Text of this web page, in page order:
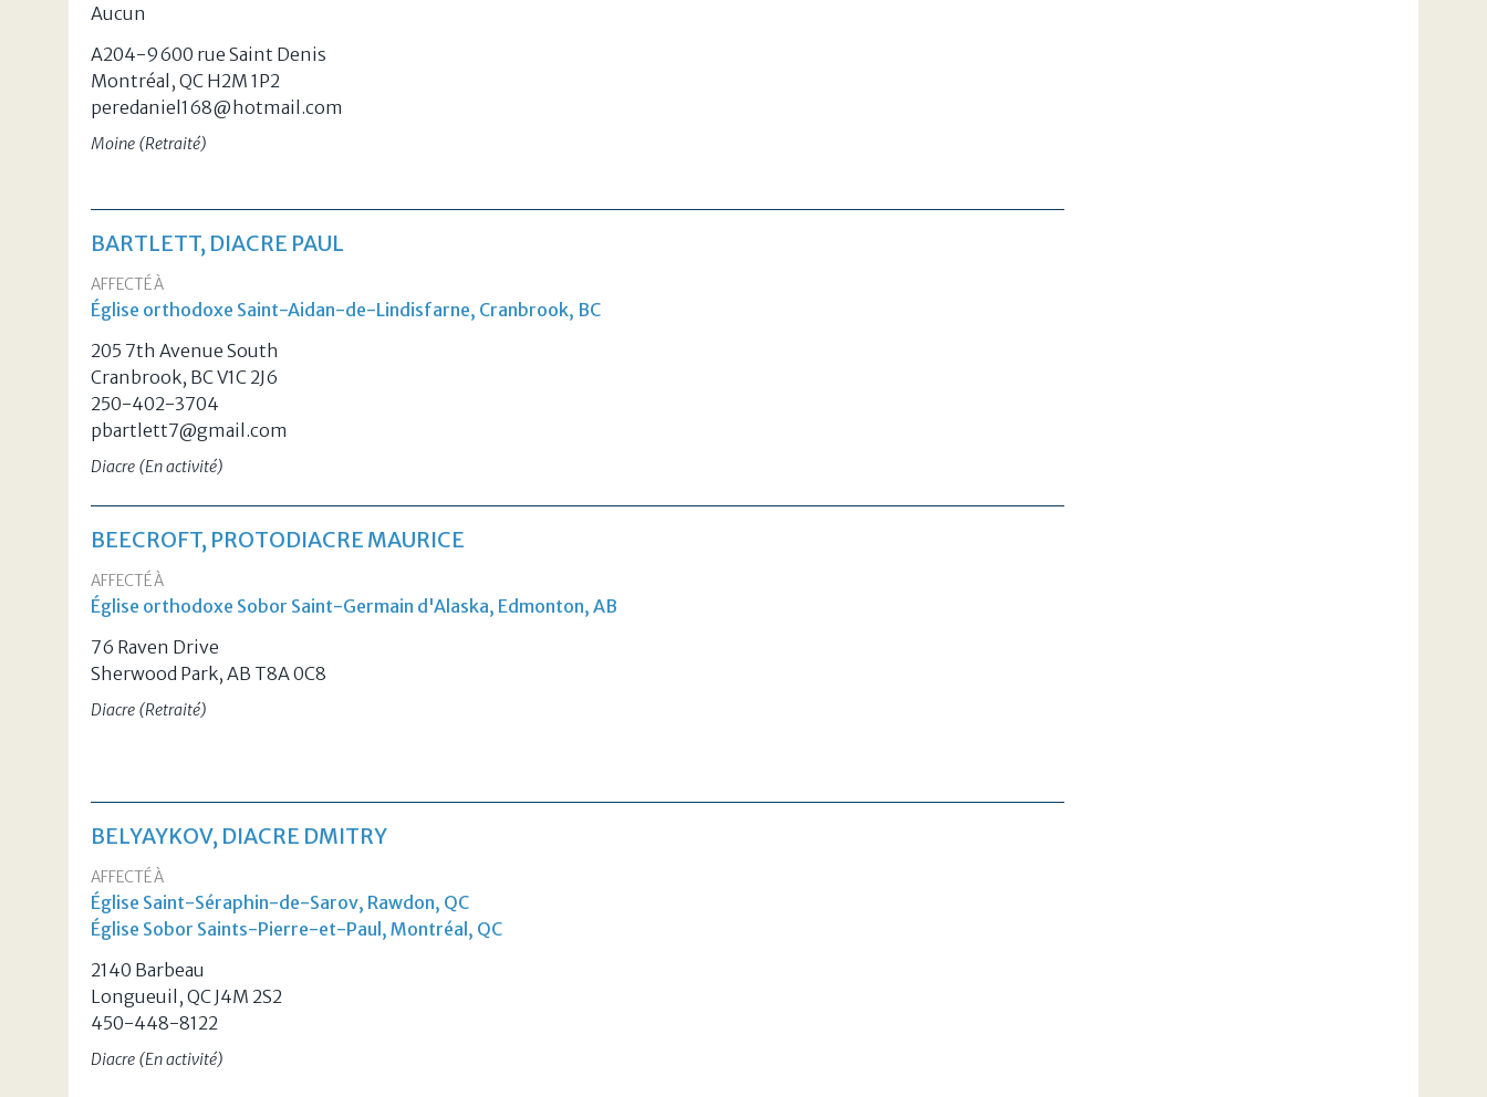
Aucun
A204-9600 rue Saint Denis
Montréal, QC H2M 1P2
peredaniel168@hotmail.com
Moine (Retraité)
BARTLETT, DIACRE PAUL
AFFECTÉ À
Église orthodoxe Saint-Aidan-de-Lindisfarne, Cranbrook, BC
205 7th Avenue South
Cranbrook, BC V1C 2J6
250-402-3704
pbartlett7@gmail.com
Diacre (En activité)
BEECROFT, PROTODIACRE MAURICE
AFFECTÉ À
Église orthodoxe Sobor Saint-Germain d'Alaska, Edmonton, AB
76 Raven Drive
Sherwood Park, AB T8A 0C8
Diacre (Retraité)
BELYAYKOV, DIACRE DMITRY
AFFECTÉ À
Église Saint-Séraphin-de-Sarov, Rawdon, QC
Église Sobor Saints-Pierre-et-Paul, Montréal, QC
2140 Barbeau
Longueuil, QC J4M 2S2
450-448-8122
Diacre (En activité)